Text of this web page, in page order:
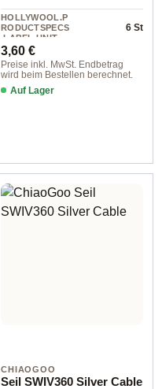
HOLLYWOOL.P
RODUCTSPECS
.LABEL.UNIT
6 St
Regulärer Preis:
3,60 €
Preise inkl. MwSt. Endbetrag
wird beim Bestellen berechnet.
Auf Lager
CHIAOGOO
Seil SWIV360 Silver Cable